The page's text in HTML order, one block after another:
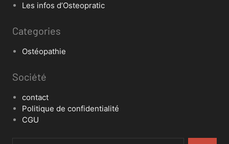
Les infos d’Osteopratic
Categories
Ostéopathie
Société
contact
Politique de confidentialité
CGU